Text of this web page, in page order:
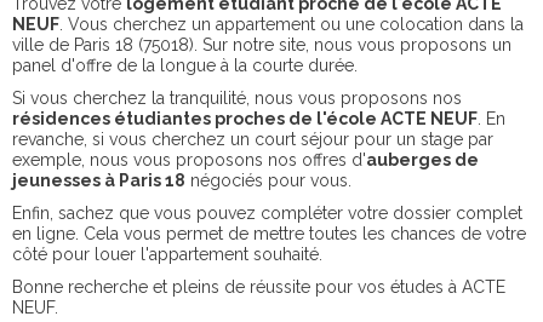
NEUF . Vous cherchez un appartement ou une colocation dans la
ville de Paris 18 (75018). Sur notre site, nous vous proposons un
panel d'offre de la longue à la courte durée.
Si vous cherchez la tranquilité, nous vous proposons nos
résidences étudiantes proches de l'école ACTE NEUF . En
revanche, si vous cherchez un court séjour pour un stage par
exemple, nous vous proposons nos offres d'auberges de
jeunesses à Paris 18 négociés pour vous.
Enfin, sachez que vous pouvez compléter votre dossier complet
en ligne. Cela vous permet de mettre toutes les chances de votre
côté pour louer l'appartement souhaité.
Bonne recherche et pleins de réussite pour vos études à ACTE
NEUF.